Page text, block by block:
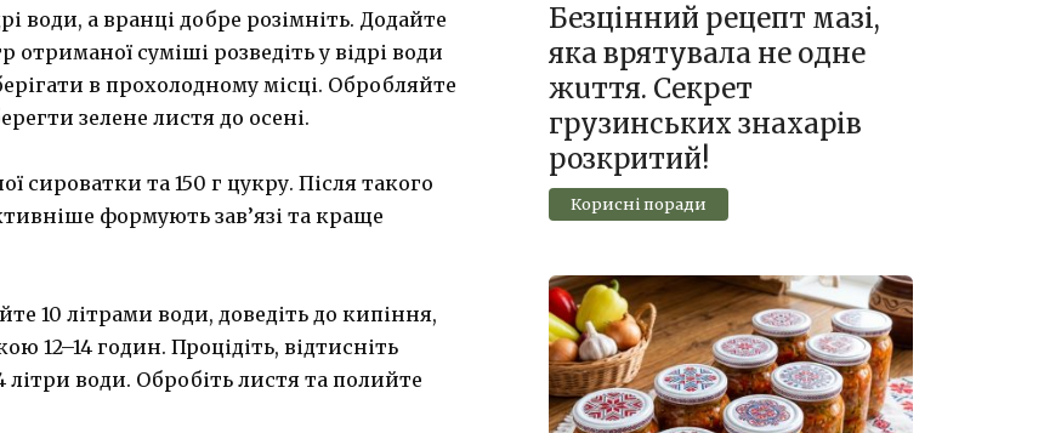
води, а вранці добре розімніть. Додайте
суміші розведіть у відрі води
в прохолодному місці. Обробляйте
зелене листя до осені.
сироватки та 150 г цукру. Після такого
формують зав’язі та краще
10 літрами води, доведіть до кипіння,
12–14 годин. Процідіть, відтисніть
літри води. Обробіть листя та полийте
Безцінний рецепт мазі,
яка врятyвaла не одне
жuття. Секрет
грузинських знаxарів
розкритий!
Корисні поради